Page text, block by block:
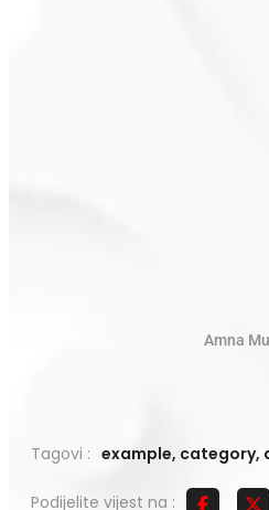
Amna
Tagovi : example, category,
Podijelite vijest na :